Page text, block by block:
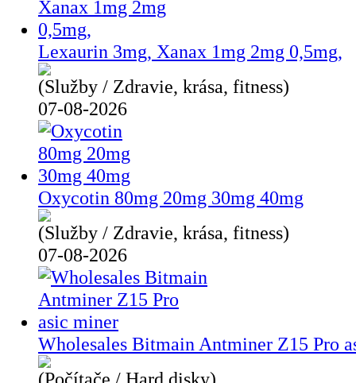
Lexaurin 3mg, Xanax 1mg 2mg 0,5mg,
(Služby / Zdravie, krása, fitness)
07-08-2026
Oxycotin 80mg 20mg 30mg 40mg
(Služby / Zdravie, krása, fitness)
07-08-2026
Wholesales Bitmain Antminer Z15 Pro
(Počítače / Hard disky)